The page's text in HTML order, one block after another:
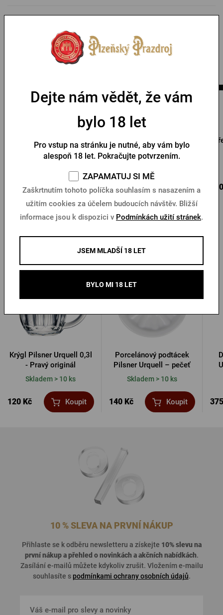
Mohlo by se vám líbit
Otvírák Pilsner Urquell
95 Kč Koupit
Dřevěný otvírák Pilsner
Urquell Bierbaum
115 Kč Koupit
Další produkty od Pilsner Urquell
Krýgl Pilsner Urquell 0,3l
- Pravý originál
Skladem > 10 ks
120 Kč Koupit
Porcelánový podtácek
Pilsner Urquell – pečeť
Skladem > 10 ks
140 Kč Koupit
10 % SLEVA NA PRVNÍ NÁKUP
Přihlaste se k odběru newsletteru a získejte 10% slevu na
první nákup a přehled o novinkách a akčních nabídkách.
Zasílání e-mailů můžete kdykoliv zrušit. Vložením e-mailu
souhlasíte s podmínkami ochrany osobních údajů.
Dejte nám vědět, že vám
bylo 18 let
Pro vstup na stránku je nutné, aby vám bylo
alespoň 18 let. Pokračujte potvrzením.
ZAPAMATUJ SI MĚ
Zaškrtnutím tohoto políčka souhlasím s nasazením a
užitím cookies za účelem budoucích návštěv. Bližší
informace jsou k dispozici v Podmínkách užití stránek.
JSEM MLADŠÍ 18 LET
BYLO MI 18 LET